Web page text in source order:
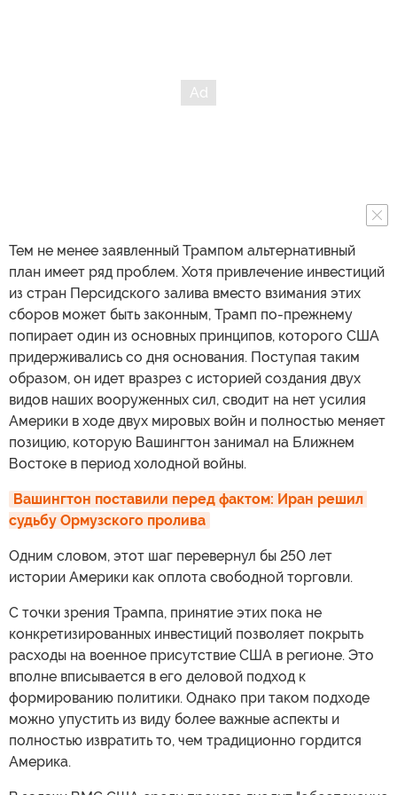
Тем не менее заявленный Трампом альтернативный
план имеет ряд проблем. Хотя привлечение инвестиций
из стран Персидского залива вместо взимания этих
сборов может быть законным, Трамп по-прежнему
попирает один из основных принципов, которого США
придерживались со дня основания. Поступая таким
образом, он идет вразрез с историей создания двух
видов наших вооруженных сил, сводит на нет усилия
Америки в ходе двух мировых войн и полностью меняет
позицию, которую Вашингтон занимал на Ближнем
Востоке в период холодной войны.
Вашингтон поставили перед фактом: Иран решил
судьбу Ормузского пролива
Одним словом, этот шаг перевернул бы 250 лет
истории Америки как оплота свободной торговли.
С точки зрения Трампа, принятие этих пока не
конкретизированных инвестиций позволяет покрыть
расходы на военное присутствие США в регионе. Это
вполне вписывается в его деловой подход к
формированию политики. Однако при таком подходе
можно упустить из виду более важные аспекты и
полностью извратить то, чем традиционно гордится
Америка.